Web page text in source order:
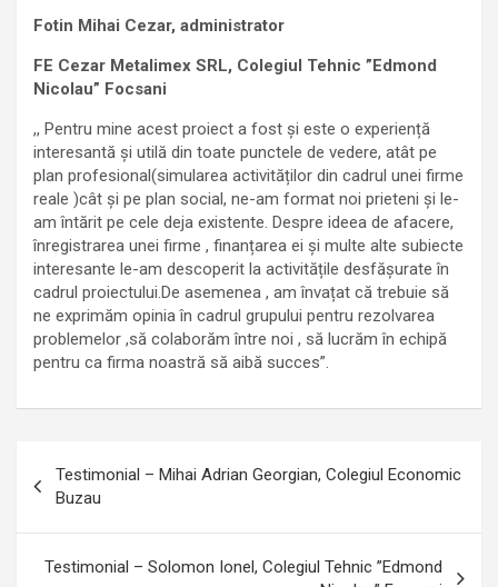
Fotin Mihai Cezar, administrator
FE Cezar Metalimex SRL, Colegiul Tehnic ”Edmond
Nicolau” Focsani
,, Pentru mine acest proiect a fost și este o experiență
interesantă și utilă din toate punctele de vedere, atât pe
plan profesional(simularea activităților din cadrul unei firme
reale )cât și pe plan social, ne-am format noi prieteni și le-
am întărit pe cele deja existente. Despre ideea de afacere,
înregistrarea unei firme , finanțarea ei și multe alte subiecte
interesante le-am descoperit la activitățile desfășurate în
cadrul proiectului.De asemenea , am învațat că trebuie să
ne exprimăm opinia în cadrul grupului pentru rezolvarea
problemelor ,să colaborăm între noi , să lucrăm în echipă
pentru ca firma noastră să aibă succes”.
în
articole
Testimonial – Mihai Adrian Georgian, Colegiul Economic
Buzau
Testimonial – Solomon Ionel, Colegiul Tehnic ”Edmond